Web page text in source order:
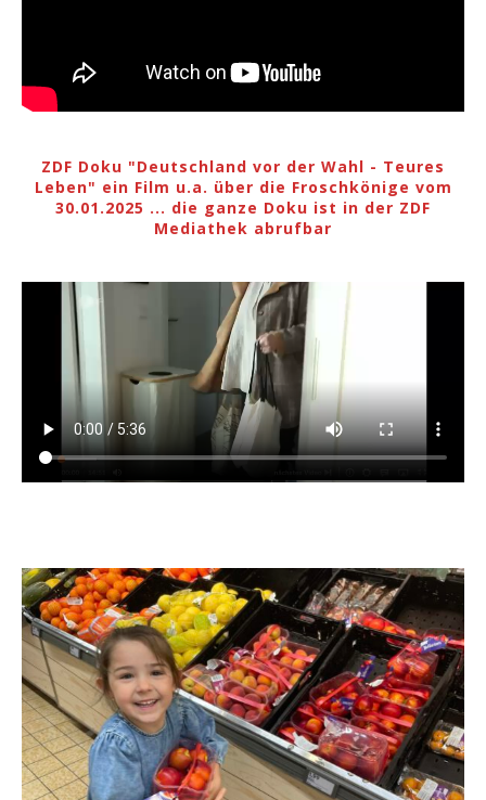
ZDF Doku "Deutschland vor der Wahl - Teures
Leben" ein Film u.a. über die Froschkönige vom
30.01.2025 ... die ganze Doku ist in der ZDF
Mediathek abrufbar